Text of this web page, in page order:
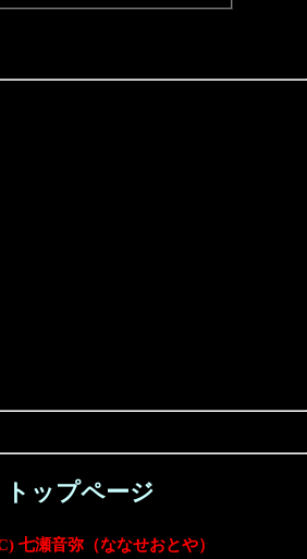
ップページ
七瀬音弥（ななせおとや）